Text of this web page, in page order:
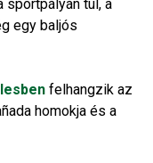
sportpályán túl, a
egy baljós
felhangzik az
homokja és a